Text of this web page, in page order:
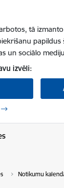
tā
papildus
un sociālo
izvēli:
Notikumu